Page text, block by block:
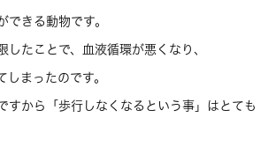
できる動物です。
したことで、血液循環が悪くなり、
しまったのです。
すから「歩行しなくなるという事」はとても